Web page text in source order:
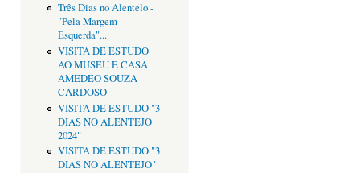
Três Dias no Alentelo -
"Pela Margem
Esquerda"...
VISITA DE ESTUDO
AO MUSEU E CASA
AMEDEO SOUZA
CARDOSO
VISITA DE ESTUDO "3
DIAS NO ALENTEJO
2024"
VISITA DE ESTUDO "3
DIAS NO ALENTEJO"